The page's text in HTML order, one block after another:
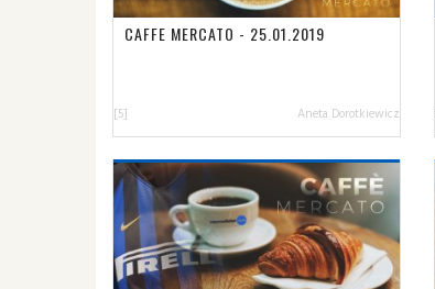
CAFFE MERCATO - 25.01.2019
[5] Aneta Dorotkiewicz